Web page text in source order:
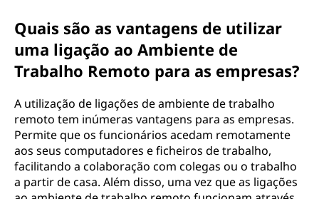
Quais são as vantagens de utilizar
uma ligação ao Ambiente de
Trabalho Remoto para as empresas?
A utilização de ligações de ambiente de trabalho
remoto tem inúmeras vantagens para as empresas.
Permite que os funcionários acedam remotamente
aos seus computadores e ficheiros de trabalho,
facilitando a colaboração com colegas ou o trabalho
a partir de casa. Além disso, uma vez que as ligações